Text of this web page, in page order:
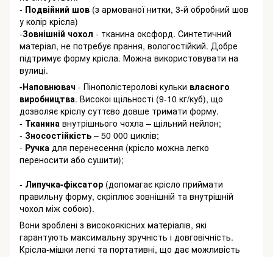
- Подвійний шов (з армованої нитки, 3-й обробний шов
у колір крісла)
-Зовнішній чохол - тканина оксфорд. Синтетичний
матеріал, не потребує прання, вологостійкий. Добре
підтримує форму крісла. Можна використовувати на
вулиці.
-Наповнювач - Пінополістеролові кульки власного
виробництва. Високоі щільності (9-10 кг/куб), що
дозволяє кріслу суттєво довше тримати форму.
- Тканина внутрішнього чохла – щільний нейлон;
- Зносостійкість – 50 000 циклів;
- Ручка для перенесення (крісло можна легко
переносити або сушити);
- Липучка-фіксатор (допомагає крісло приймати
правильну форму, скріплює зовнішній та внутрішній
чохол між собою).
Вони зроблені з високоякісних матеріалів, які
гарантують максимальну зручність і довговічність.
Крісла-мішки легкі та портативні, що дає можливість